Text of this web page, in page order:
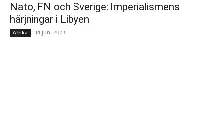
Nato, FN och Sverige: Imperialismens
härjningar i Libyen
Afrika 14 juni 2023